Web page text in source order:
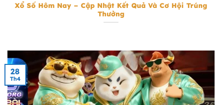
Xổ Số Hôm Nay – Cập Nhật Kết Quả Và Cơ Hội Trúng
Thưởng
28
Th4